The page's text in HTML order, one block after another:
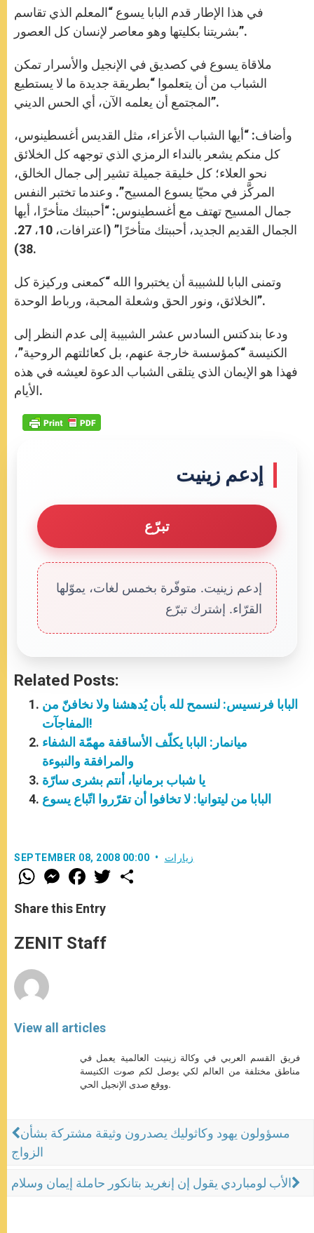
في هذا الإطار قدم البابا يسوع “المعلم الذي تقاسم
بشريتنا بكليتها وهو معاصر لإنسان كل العصور”.
ملاقاة يسوع في كصديق في الإنجيل والأسرار تمكن
الشباب من أن يتعلموا “بطريقة جديدة ما لا يستطيع
المجتمع أن يعلمه الآن، أي الحس الديني”.
وأضاف: “أيها الشباب الأعزاء، مثل القديس أغسطينوس،
كل منكم يشعر بالنداء الرمزي الذي توجهه كل الخلائق
نحو العلاء؛ كل خليقة جميلة تشير إلى جمال الخالق،
المركَّز في محيّا يسوع المسيح”. وعندما تختبر النفس
جمال المسيح تهتف مع أغسطينوس: “أحببتك متأخرًا، أيها
الجمال القديم الجديد، أحببتك متأخرًا” (اعترافات، 10، 27.
38).
وتمنى البابا للشبيبة أن يختبروا الله “كمعنى وركيزة كل
الخلائق، ونور الحق وشعلة المحبة، ورباط الوحدة”.
ودعا بندكتس السادس عشر الشبيبة إلى عدم النظر إلى
الكنيسة “كمؤسسة خارجة عنهم، بل كعائلتهم الروحية”،
فهذا هو الإيمان الذي يتلقى الشباب الدعوة لعيشه في هذه
الأيام.
إدعم زينيت
تبرّع
إدعم زينيت. متوفّرة بخمس لغات، يموّلها
القرّاء. إشترك تبرّع
Related Posts:
البابا فرنسيس: لنسمح لله بأن يُدهشنا ولا نخافنّ من
المفاجآت!
ميانمار: البابا يكلّف الأساقفة مهمّة الشفاء
والمرافقة والنبوءة
يا شباب برمانيا، أنتم بشرى سارّة
البابا من ليتوانيا: لا تخافوا أن تقرّروا اتّباع يسوع
SEPTEMBER 08, 2008 00:00 زيارات
W
h
t
s
p
p
M
e
s
e
g
e
F
a
e
b
o
k
w
Share this Entry
ZENIT Staff
View all articles
فريق القسم العربي في وكالة زينيت العالمية يعمل في
مناطق مختلفة من العالم لكي يوصل لكم صوت الكنيسة
ووقع صدى الإنجيل الحي.
مسؤولون يهود وكاثوليك يصدرون وثيقة مشتركة بشأن
الزواج
الأب لومباردي يقول إن إنغريد بتانكور حاملة إيمان وسلام